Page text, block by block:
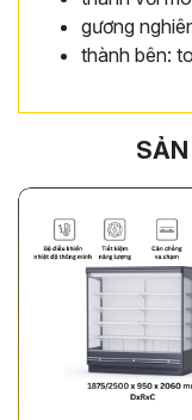
gương
thành bên: